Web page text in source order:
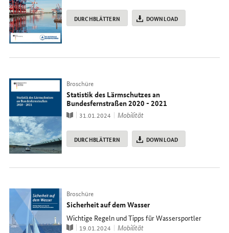
DURCHBLÄTTERN DOWNLOAD
Typ
Broschüre
Statistik des Lärmschutzes an
Bundesfernstraßen 2020 - 2021
Publikation
31.01.2024 Thema
Mobilität
DURCHBLÄTTERN DOWNLOAD
Typ
Broschüre
Sicherheit auf dem Wasser
Wichtige Regeln und Tipps für Wassersportler
Publikation
19.01.2024 Thema
Mobilität